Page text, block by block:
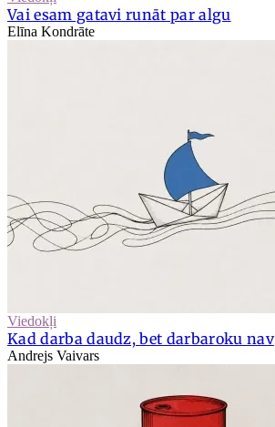
Vai esam gatavi runāt par algu
Elīna Kondrāte
Viedokļi
Kad darba daudz, bet darbaroku nav
Andrejs Vaivars